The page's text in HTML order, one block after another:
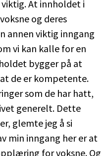
At innholdet i
og deres
annen viktig inngang
vi kan kalle for en
bygger på at
de er kompetente.
som de har hatt,
generelt. Dette
glemte jeg å si
min inngang her er at
for voksne. Og